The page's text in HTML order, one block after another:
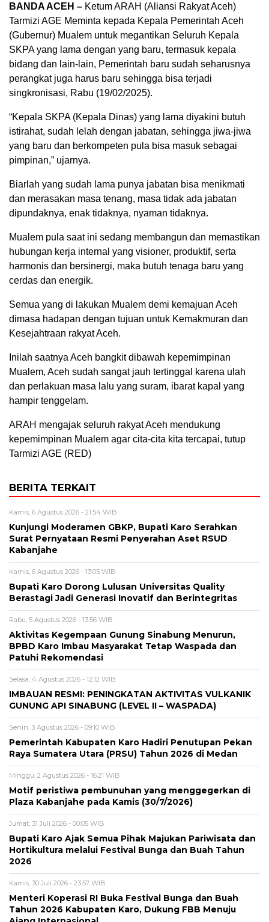
BANDA ACEH – Ketum ARAH (Aliansi Rakyat Aceh)
Tarmizi AGE Meminta kepada Kepala Pemerintah Aceh
(Gubernur) Mualem untuk megantikan Seluruh Kepala
SKPA yang lama dengan yang baru, termasuk kepala
bidang dan lain-lain, Pemerintah baru sudah seharusnya
perangkat juga harus baru sehingga bisa terjadi
singkronisasi, Rabu (19/02/2025).
“Kepala SKPA (Kepala Dinas) yang lama diyakini butuh
istirahat, sudah lelah dengan jabatan, sehingga jiwa-jiwa
yang baru dan berkompeten pula bisa masuk sebagai
pimpinan,” ujarnya.
Biarlah yang sudah lama punya jabatan bisa menikmati
dan merasakan masa tenang, masa tidak ada jabatan
dipundaknya, enak tidaknya, nyaman tidaknya.
Mualem pula saat ini sedang membangun dan memastikan
hubungan kerja internal yang visioner, produktif, serta
harmonis dan bersinergi, maka butuh tenaga baru yang
cerdas dan energik.
Semua yang di lakukan Mualem demi kemajuan Aceh
dimasa hadapan dengan tujuan untuk Kemakmuran dan
Kesejahtraan rakyat Aceh.
Inilah saatnya Aceh bangkit dibawah kepemimpinan
Mualem, Aceh sudah sangat jauh tertinggal karena ulah
dan perlakuan masa lalu yang suram, ibarat kapal yang
hampir tenggelam.
ARAH mengajak seluruh rakyat Aceh mendukung
kepemimpinan Mualem agar cita-cita kita tercapai, tutup
Tarmizi AGE (RED)
BERITA TERKAIT
Kamis, 6 Agustus 2026 - 21:54 WIB
Kunjungi Moderamen GBKP, Bupati Karo Serahkan
Surat Pernyataan Resmi Penyerahan Aset RSUD
Kabanjahe
Kamis, 6 Agustus 2026 - 13:05 WIB
Bupati Karo Dorong Lulusan Universitas Quality
Berastagi Jadi Generasi Inovatif dan Berintegritas
Rabu, 5 Agustus 2026 - 13:56 WIB
Aktivitas Kegempaan Gunung Sinabung Menurun,
BPBD Karo Imbau Masyarakat Tetap Waspada dan
Patuhi Rekomendasi
Selasa, 4 Agustus 2026 - 12:12 WIB
IMBAUAN RESMI: PENINGKATAN AKTIVITAS VULKANIK
GUNUNG API SINABUNG (LEVEL II – WASPADA)
Senin, 3 Agustus 2026 - 09:10 WIB
Pemerintah Kabupaten Karo Hadiri Penutupan Pekan
Raya Sumatera Utara (PRSU) Tahun 2026 di Medan
Minggu, 2 Agustus 2026 - 16:21 WIB
Motif peristiwa pembunuhan yang menggegerkan di
Plaza Kabanjahe pada Kamis (30/7/2026)
Jumat, 31 Juli 2026 - 00:05 WIB
Bupati Karo Ajak Semua Pihak Majukan Pariwisata dan
Hortikultura melalui Festival Bunga dan Buah Tahun
2026
Kamis, 30 Juli 2026 - 23:57 WIB
Menteri Koperasi RI Buka Festival Bunga dan Buah
Tahun 2026 Kabupaten Karo, Dukung FBB Menuju